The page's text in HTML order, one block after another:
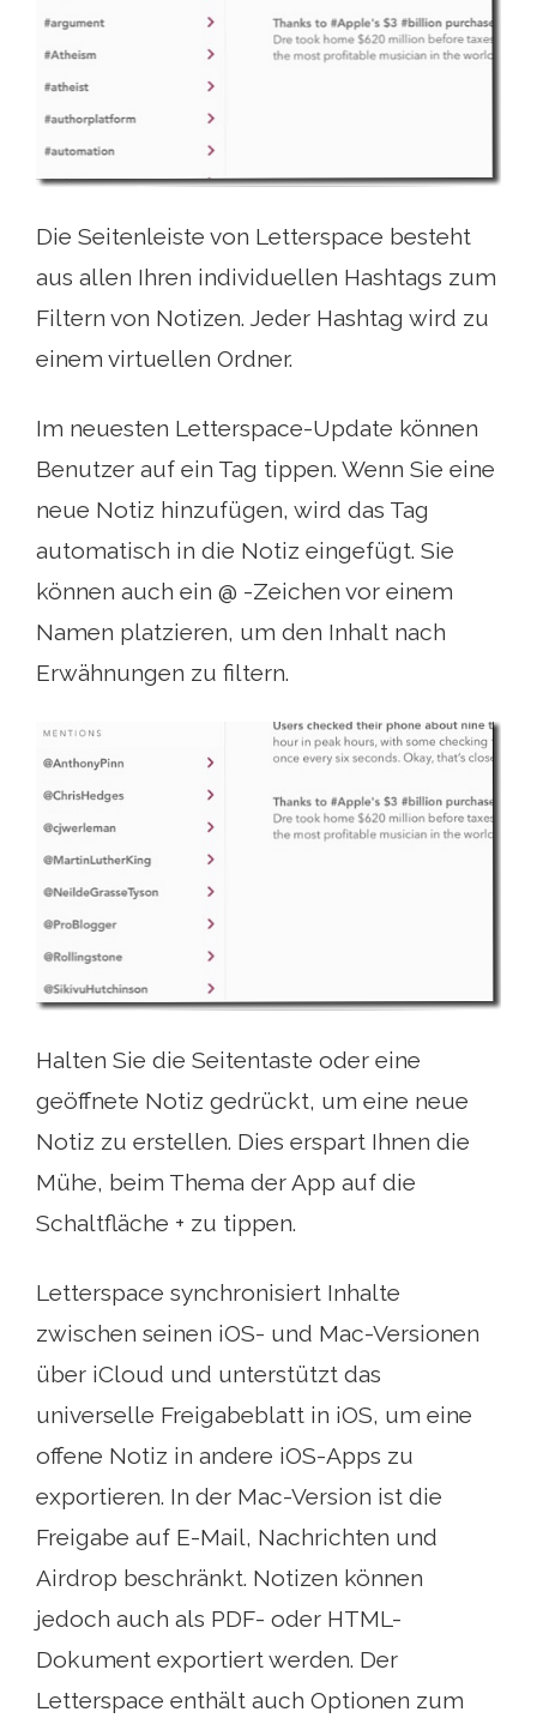
Die Seitenleiste von Letterspace besteht
aus allen Ihren individuellen Hashtags zum
Filtern von Notizen. Jeder Hashtag wird zu
einem virtuellen Ordner.
Im neuesten Letterspace-Update können
Benutzer auf ein Tag tippen. Wenn Sie eine
neue Notiz hinzufügen, wird das Tag
automatisch in die Notiz eingefügt. Sie
können auch ein @ -Zeichen vor einem
Namen platzieren, um den Inhalt nach
Erwähnungen zu filtern.
Halten Sie die Seitentaste oder eine
geöffnete Notiz gedrückt, um eine neue
Notiz zu erstellen. Dies erspart Ihnen die
Mühe, beim Thema der App auf die
Schaltfläche + zu tippen.
Letterspace synchronisiert Inhalte
zwischen seinen iOS- und Mac-Versionen
über iCloud und unterstützt das
universelle Freigabeblatt in iOS, um eine
offene Notiz in andere iOS-Apps zu
exportieren. In der Mac-Version ist die
Freigabe auf E-Mail, Nachrichten und
Airdrop beschränkt. Notizen können
jedoch auch als PDF- oder HTML-
Dokument exportiert werden. Der
Letterspace enthält auch Optionen zum